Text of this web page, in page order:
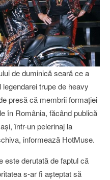
de duminică seară ce a
trupe de heavy
presă că membrii formaţiei
în România, făcând publică
într-un pelerinaj la
informează HotMuse.
este derutată de faptul că
s-ar fi aşteptat să